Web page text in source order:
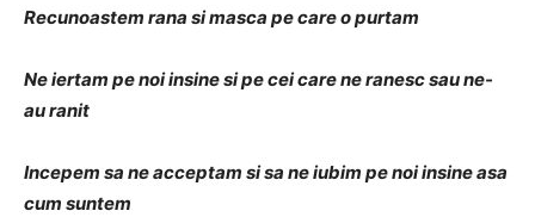
Recunoastem rana si masca pe care o purtam
Ne iertam pe noi insine si pe cei care ne ranesc sau ne-
au ranit
Incepem sa ne acceptam si sa ne iubim pe noi insine asa
cum suntem